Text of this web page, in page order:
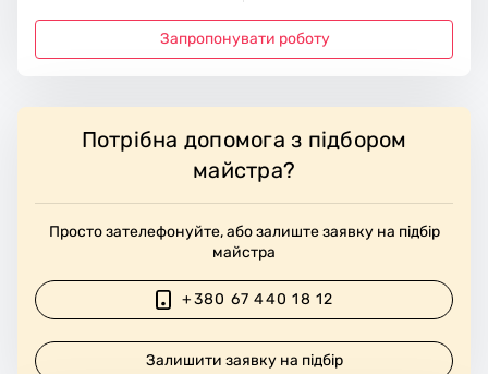
Запропонувати роботу
Потрібна допомога з підбором
майстра?
Просто зателефонуйте, або залиште заявку на підбір
майстра
+380 67 440 18 12
Залишити заявку на підбір